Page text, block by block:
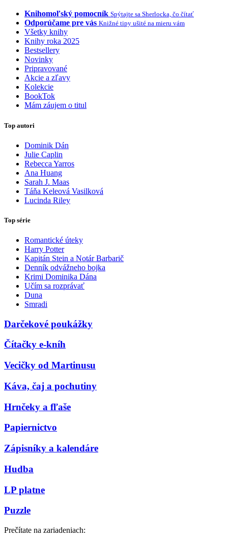
Knihomoľský pomocník Spýtajte sa Sherlocka, čo čítať
Odporúčame pre vás Knižné tipy ušité na mieru vám
Všetky knihy
Knihy roka 2025
Bestsellery
Novinky
Pripravované
Akcie a zľavy
Kolekcie
BookTok
Mám záujem o titul
Top autori
Dominik Dán
Julie Caplin
Rebecca Yarros
Ana Huang
Sarah J. Maas
Táňa Keleová Vasilková
Lucinda Riley
Top série
Romantické úteky
Harry Potter
Kapitán Stein a Notár Barbarič
Denník odvážneho bojka
Krimi Dominika Dána
Učím sa rozprávať
Duna
Smradi
Darčekové poukážky
Čítačky e-kníh
Vecičky od Martinusu
Káva, čaj a pochutiny
Hrnčeky a fľaše
Papiernictvo
Zápisníky a kalendáre
Hudba
LP platne
Puzzle
Prečítate na zariadeniach: